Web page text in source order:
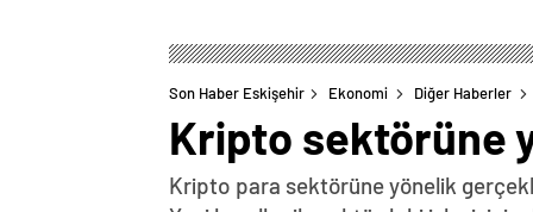
Son Haber Eskişehir Ekonomi Diğer Haberler
Kripto sektörüne
Kripto para sektörüne yönelik